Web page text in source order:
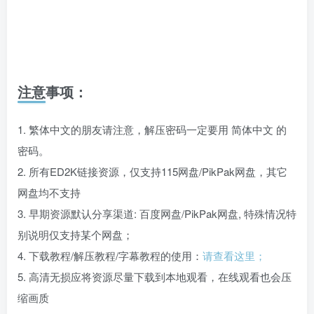
注意事项：
1. 繁体中文的朋友请注意，解压密码一定要用 简体中文 的
密码。
2. 所有ED2K链接资源，仅支持115网盘/PikPak网盘，其它
网盘均不支持
3. 早期资源默认分享渠道: 百度网盘/PikPak网盘, 特殊情况特
别说明仅支持某个网盘；
4. 下载教程/解压教程/字幕教程的使用： 请查看这里；
5. 高清无损应将资源尽量下载到本地观看，在线观看也会压
缩画质